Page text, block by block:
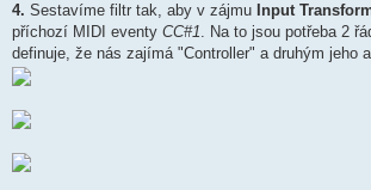
4. Sestavíme filtr tak, aby v zájmu Input
příchozí MIDI eventy CC#1. Na to jsou potřeba 2
definuje, že nás zajímá "Controller" a druhým jeho